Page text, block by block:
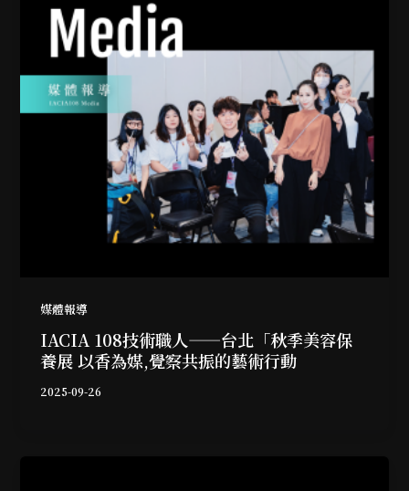
媒體報導
IACIA 108技術職人——台北「秋季美容保
養展 以香為媒,覺察共振的藝術行動
2025-09-26